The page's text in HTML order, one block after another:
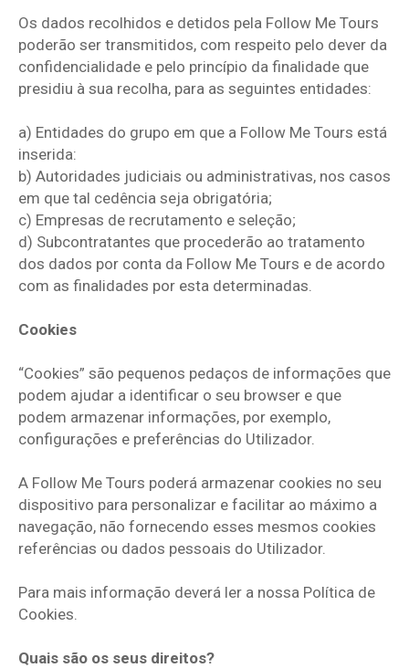
Os dados recolhidos e detidos pela Follow Me Tours
poderão ser transmitidos, com respeito pelo dever da
confidencialidade e pelo princípio da finalidade que
presidiu à sua recolha, para as seguintes entidades:
a) Entidades do grupo em que a Follow Me Tours está
inserida:
b) Autoridades judiciais ou administrativas, nos casos
em que tal cedência seja obrigatória;
c) Empresas de recrutamento e seleção;
d) Subcontratantes que procederão ao tratamento
dos dados por conta da Follow Me Tours e de acordo
com as finalidades por esta determinadas.
Cookies
“Cookies” são pequenos pedaços de informações que
podem ajudar a identificar o seu browser e que
podem armazenar informações, por exemplo,
configurações e preferências do Utilizador.
A Follow Me Tours poderá armazenar cookies no seu
dispositivo para personalizar e facilitar ao máximo a
navegação, não fornecendo esses mesmos cookies
referências ou dados pessoais do Utilizador.
Para mais informação deverá ler a nossa Política de
Cookies.
Quais são os seus direitos?